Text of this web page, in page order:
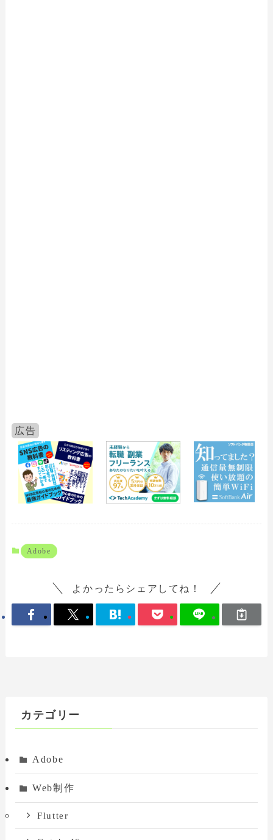
Adobe
よかったらシェアしてね！
カテゴリー
Adobe
Web制作
Flutter